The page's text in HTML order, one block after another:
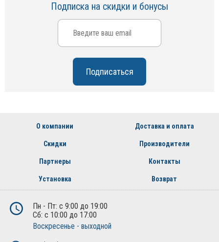
Подписка на скидки и бонусы
О компании Доставка и оплата
Скидки Производители
Партнеры Контакты
Установка Возврат
Пн - Пт: с 9:00 до 19:00
Сб: с 10:00 до 17:00
Воскресенье - выходной